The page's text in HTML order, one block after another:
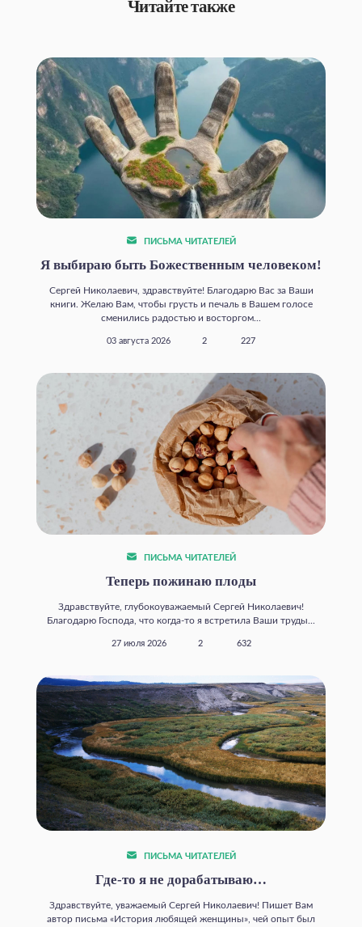
Читайте также
ПИСЬМА ЧИТАТЕЛЕЙ
Я выбираю быть Божественным человеком!
Сергей Николаевич, здравствуйте! Благодарю Вас за Ваши
книги. Желаю Вам, чтобы грусть и печаль в Вашем голосе
сменились радостью и восторгом...
03 августа 2026 2 227
ПИСЬМА ЧИТАТЕЛЕЙ
Теперь пожинаю плоды
Здравствуйте, глубокоуважаемый Сергей Николаевич!
Благодарю Господа, что когда‑то я встретила Ваши труды...
27 июля 2026 2 632
ПИСЬМА ЧИТАТЕЛЕЙ
Где‑то я не дорабатываю…
Здравствуйте, уважаемый Сергей Николаевич! Пишет Вам
автор письма «История любящей женщины», чей опыт был